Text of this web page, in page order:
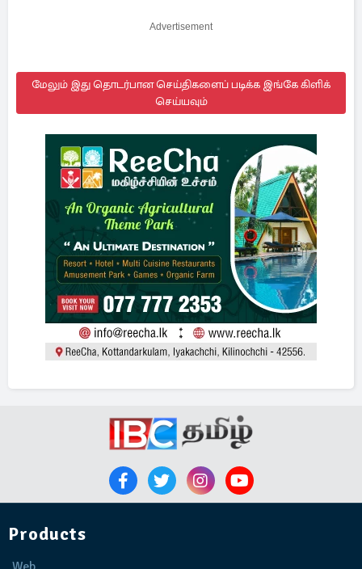
Advertisement
மேலும் இது தொடர்பான செய்திகளைப் படிக்க இங்கே கிளிக்
செய்யவும்
Products